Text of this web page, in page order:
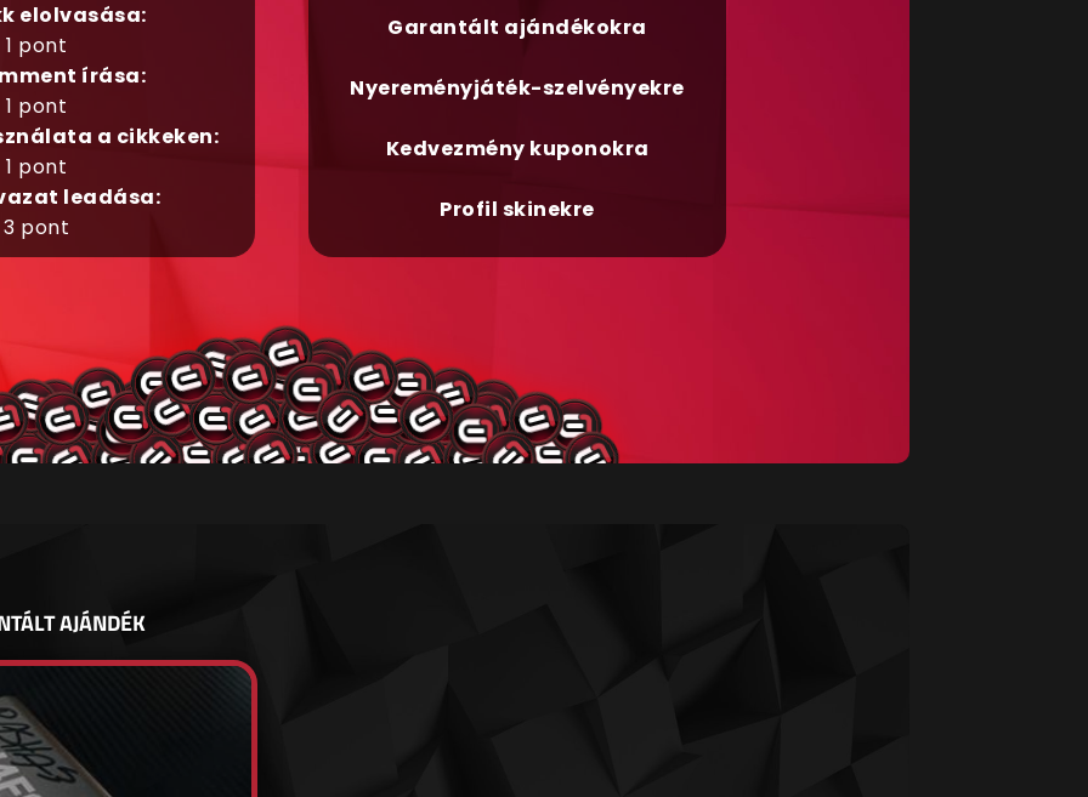
elolvasása:
1 pont
írása:
1 pont
a cikkeken:
1 pont
leadása:
3 pont
Garantált ajándékokra
Nyereményjáték-szelvényekre
Kedvezmény kuponokra
Profil skinekre
AJÁNDÉK